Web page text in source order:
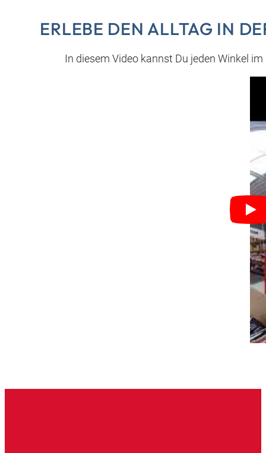
ERLEBE DEN ALLTAG IN
In diesem Video kannst Du jeden Winkel